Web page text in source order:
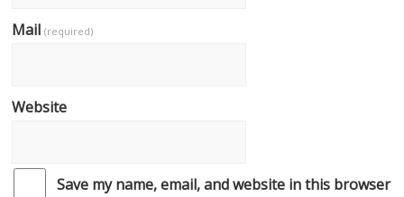
Mail(required)
Website
Save my name, email, and website in this browser